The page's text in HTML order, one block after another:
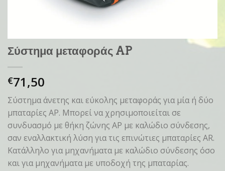
Σύστημα μεταφοράς AP
€71,50
Σύστημα άνετης και εύκολης μεταφοράς για μία ή δύο
μπαταρίες AP. Μπορεί να χρησιμοποιείται σε
συνδυασμό με θήκη ζώνης AP με καλώδιο σύνδεσης,
σαν εναλλακτική λύση για τις επινώτιες μπαταρίες AR.
Κατάλληλο για μηχανήματα με καλώδιο σύνδεσης όσο
και για μηχανήματα με υποδοχή της μπαταρίας.